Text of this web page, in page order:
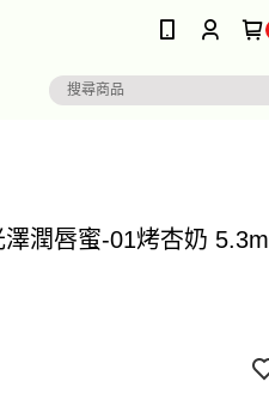
潤唇蜜-01烤杏奶 5.3ml